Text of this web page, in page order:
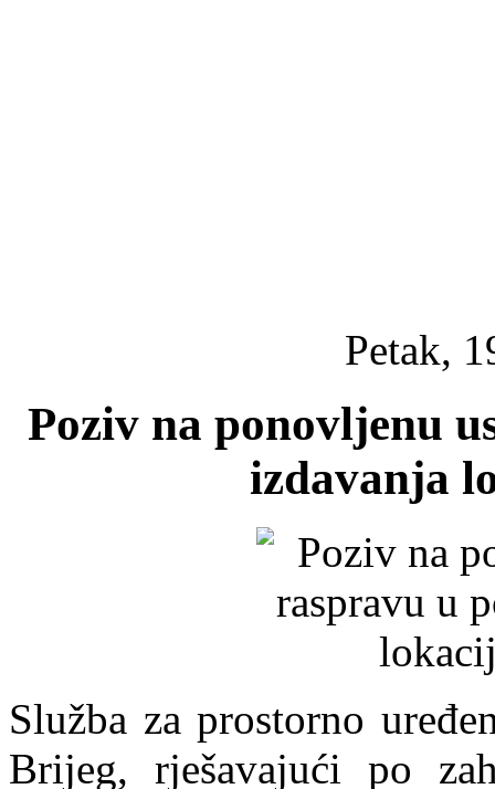
Petak,
Poziv na ponovljenu
izdavanja
Služba za prostorno
Brijeg, rješavajući po